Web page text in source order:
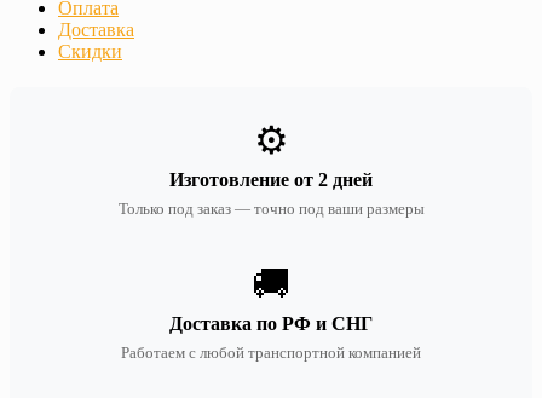
Оплата
Доставка
Скидки
⚙️
Изготовление от 2 дней
Только под заказ — точно под ваши размеры
🚚
Доставка по РФ и СНГ
Работаем с любой транспортной компанией